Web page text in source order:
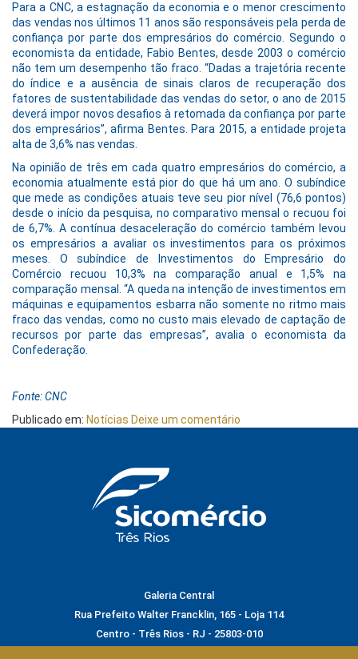
Para a CNC, a estagnação da economia e o menor crescimento
das vendas nos últimos 11 anos são responsáveis pela perda de
confiança por parte dos empresários do comércio. Segundo o
economista da entidade, Fabio Bentes, desde 2003 o comércio
não tem um desempenho tão fraco. “Dadas a trajetória recente
do índice e a ausência de sinais claros de recuperação dos
fatores de sustentabilidade das vendas do setor, o ano de 2015
deverá impor novos desafios à retomada da confiança por parte
dos empresários”, afirma Bentes. Para 2015, a entidade projeta
alta de 3,6% nas vendas.
Na opinião de três em cada quatro empresários do comércio, a
economia atualmente está pior do que há um ano. O subíndice
que mede as condições atuais teve seu pior nível (76,6 pontos)
desde o início da pesquisa, no comparativo mensal o recuou foi
de 6,7%. A contínua desaceleração do comércio também levou
os empresários a avaliar os investimentos para os próximos
meses. O subíndice de Investimentos do Empresário do
Comércio recuou 10,3% na comparação anual e 1,5% na
comparação mensal. “A queda na intenção de investimentos em
máquinas e equipamentos esbarra não somente no ritmo mais
fraco das vendas, como no custo mais elevado de captação de
recursos por parte das empresas”, avalia o economista da
Confederação.
Fonte: CNC
Publicado em: Notícias Deixe um comentário
Galeria Central
Rua Prefeito Walter Francklin, 165 - Loja 114
Centro - Três Rios - RJ - 25803-010